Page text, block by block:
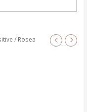
/ Rosea